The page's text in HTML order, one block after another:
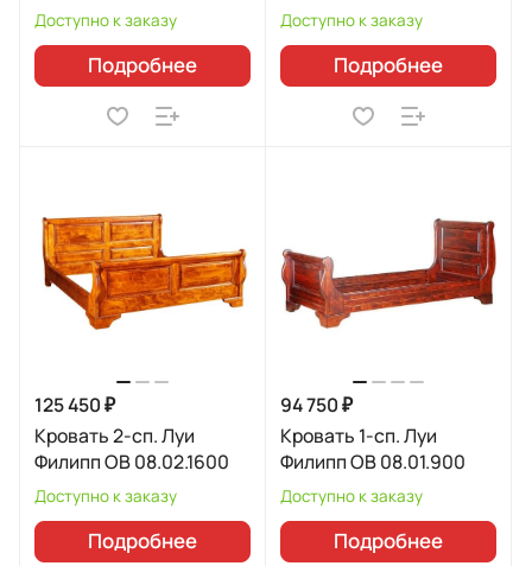
Доступно к заказу
Подробнее
Доступно к заказу
Подробнее
125 450 ₽
Кровать 2-сп. Луи
Филипп ОВ 08.02.1600
Доступно к заказу
Подробнее
94 750 ₽
Кровать 1-сп. Луи
Филипп ОВ 08.01.900
Доступно к заказу
Подробнее